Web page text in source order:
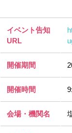
イベント告知
URL
開催期間
開催時間
会場・機関名